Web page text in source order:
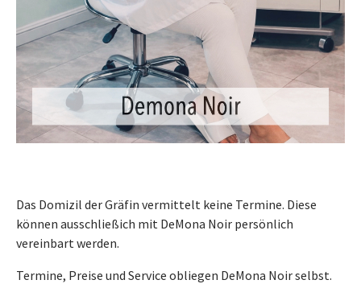
Das Domizil der Gräfin vermittelt keine Termine. Diese
können ausschließich mit DeMona Noir persönlich
vereinbart werden.
Termine, Preise und Service obliegen DeMona Noir selbst.